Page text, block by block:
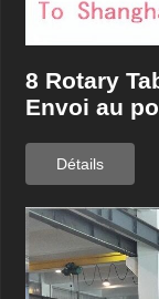
8 Rotary
Envoi au
Détails